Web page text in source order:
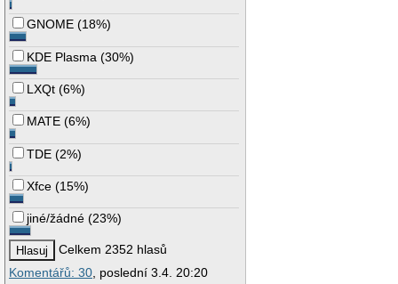
GNOME (18%)
KDE Plasma (30%)
LXQt (6%)
MATE (6%)
TDE (2%)
Xfce (15%)
jiné/žádné (23%)
Celkem 2352 hlasů
Komentářů: 30 , poslední 3.4. 20:20